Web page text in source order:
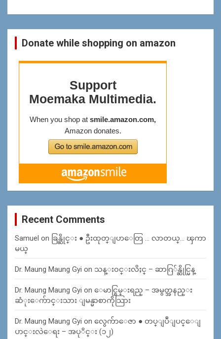
Donate while shopping on amazon
Recent Comments
Samuel on ခြန္ဆိုင္း ● ဦးထုတ္ျပာေတြ … လာတယ္… ၾကာ
မယ္
Dr. Maung Maung Gyi on သန္း၀င္းလိႈင္ – ဆာဂြ်န္ဆိုင္မြန္
Dr. Maung Maung Gyi on ေမာင္စြမ္းရည္ – အမွတ္အနည္း
ဆံုးေက်ာင္းသား ျမန္မာစာကိုသြား
Dr. Maung Maung Gyi on လွေက်ာေဇာ ● တပ္ျပဳျပင္ေျ
ပာင္းလဲေရး – အပုိင္း (၁၂)